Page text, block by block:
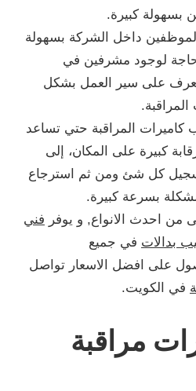
بسهولة كبيرة.
داخل الشركة بسهولة
لوجود مشرفين في
على سير العمل بشكل
كاميرات المراقبة حتي تساعد
كبيرة على المكان، إلى
كل شئ ومن ثم استرجاع
بسرعة كبيرة.
من احدث الانواع, و يوفر فني
بدالات في جميع
على افضل الاسعار تواصل
في الكويت.
مراقبة